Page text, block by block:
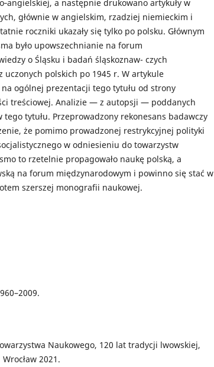
a następnie drukowano artykuły w
głównie w angielskim, rzadziej niemieckim i
roczniki ukazały się tylko po polsku. Głównym
było upowszechnianie na forum
o Śląsku i badań śląskoznaw- czych
uczonych polskich po 1945 r. W artykule
ogólnej prezentacji tego tytułu od strony
treściowej. Analizie — z autopsji — poddanych
tego tytułu. Przeprowadzony rekonesans badawczy
że pomimo prowadzonej restrykcyjnej polityki
w odniesieniu do towarzystw
to rzetelnie propagowało naukę polską, a
na forum międzynarodowym i powinno się stać w
szerszej monografii naukowej.
Naukowego, 120 lat tradycji lwowskiej,
2021.